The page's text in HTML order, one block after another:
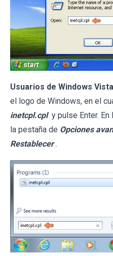
Usuarios de Windows
el logo de Windows, en el
inetcpl.cpl y pulse Enter. En
la pestaña de Opciones
Restablecer .